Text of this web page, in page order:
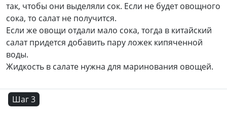
так, чтобы они выделяли сок. Если не будет овощного
сока, то салат не получится.
Если же овощи отдали мало сока, тогда в китайский
салат придется добавить пару ложек кипяченной
воды.
Жидкость в салате нужна для маринования овощей.
Шаг 3